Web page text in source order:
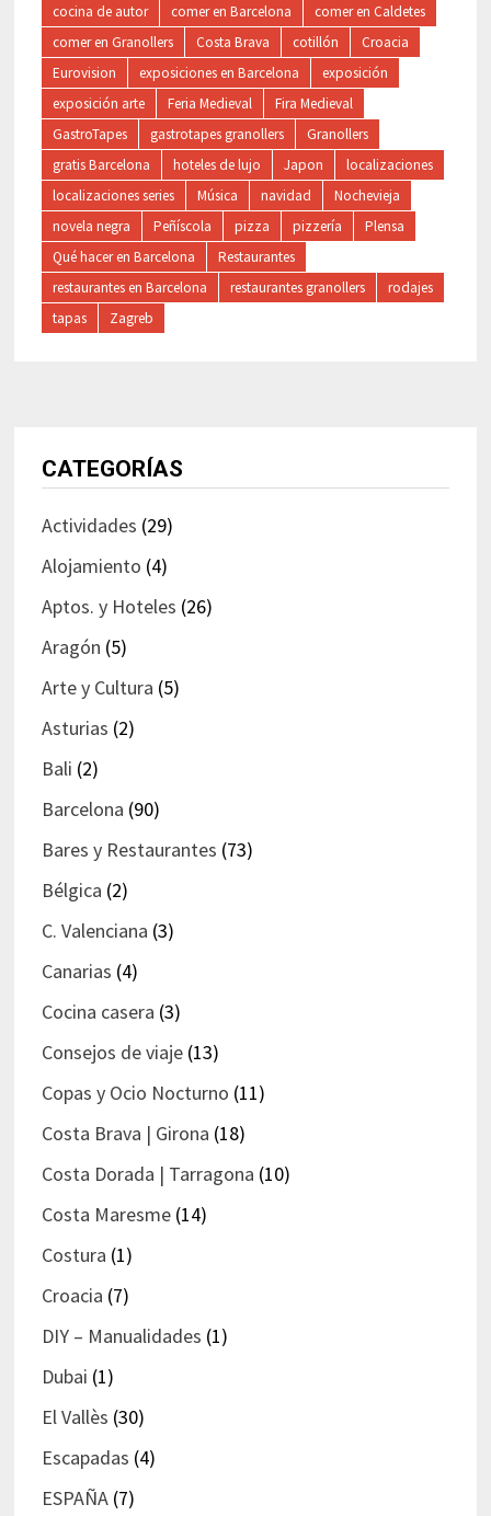
cocina de autor comer en Barcelona
comer en Caldetes
comer en Granollers
Costa Brava cotillón
Croacia
Eurovision
exposiciones en Barcelona
exposición
exposición arte
Feria Medieval
Fira Medieval
GastroTapes
gastrotapes granollers
Granollers
gratis Barcelona
hoteles de lujo Japon
localizaciones
localizaciones series
Música navidad
Nochevieja
novela negra
Peñíscola pizza pizzería
Plensa
Qué hacer en Barcelona
Restaurantes
restaurantes en Barcelona
restaurantes granollers
rodajes
tapas
Zagreb
CATEGORÍAS
Actividades (29)
Alojamiento (4)
Aptos. y Hoteles (26)
Aragón (5)
Arte y Cultura (5)
Asturias (2)
Bali (2)
Barcelona (90)
Bares y Restaurantes (73)
Bélgica (2)
C. Valenciana (3)
Canarias (4)
Cocina casera (3)
Consejos de viaje(13)
Copas y Ocio Nocturno (11)
Costa Brava | Girona (18)
Costa Dorada | Tarragona (10)
Costa Maresme(14)
Costura (1)
Croacia (7)
DIY – Manualidades (1)
Dubai (1)
El Vallès (30)
Escapadas (4)
ESPAÑA(7)